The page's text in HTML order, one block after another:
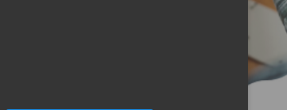
time slection for scheduled call
datę